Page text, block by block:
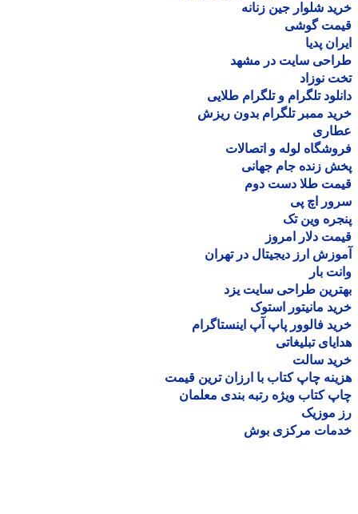
شلوار جین زنانه
گوشی
پدیا
سایت در مشهد
نوزاد
تلگرام و تلگرام طلایی
ممبر تلگرام بدون ریزش
لوله و اتصالات
زنده جام جهانی
طلا دست دوم
اچ پی
وین تک
دلار امروز
ارز دیجیتال در تهران
بار
طراحی سایت یزد
مانیتور استوک
فالوور پاپ آپ اینستاگرام
تبلیغاتی
سالت
چاپ کتاب با ارزان ترین قیمت
کتاب ویژه رتبه بندی معلمان
موزیک
مرکزی بوش